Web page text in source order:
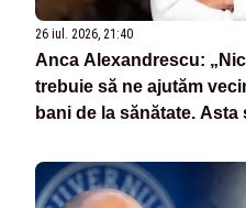
26 iul. 2026, 21:40
Anca Alexandrescu:
trebuie să ne ajutăm
bani de la sănătate.